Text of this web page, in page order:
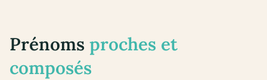
Prénoms proches et
composés